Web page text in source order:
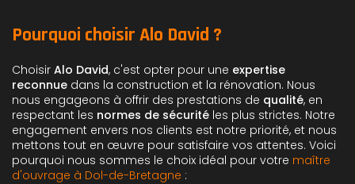
Pourquoi choisir Alo David ?
Choisir Alo David, c'est opter pour une expertise
reconnue dans la construction et la rénovation. Nous
nous engageons à offrir des prestations de qualité, en
respectant les normes de sécurité les plus strictes. Notre
engagement envers nos clients est notre priorité, et nous
mettons tout en œuvre pour satisfaire vos attentes. Voici
pourquoi nous sommes le choix idéal pour votre maître
d'ouvrage à Dol-de-Bretagne :